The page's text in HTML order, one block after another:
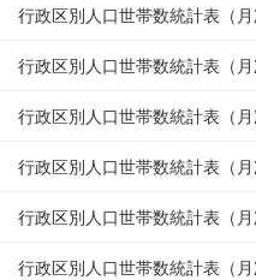
行政区別人口世帯数統計表（
行政区別人口世帯数統計表（
行政区別人口世帯数統計表（
行政区別人口世帯数統計表（
行政区別人口世帯数統計表（
行政区別人口世帯数統計表（